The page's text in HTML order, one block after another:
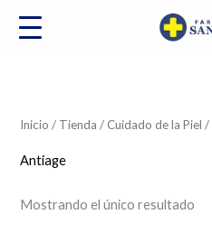
Inicio / Tienda / Cuidado de la Piel /
Antiage
Mostrando el único resultado